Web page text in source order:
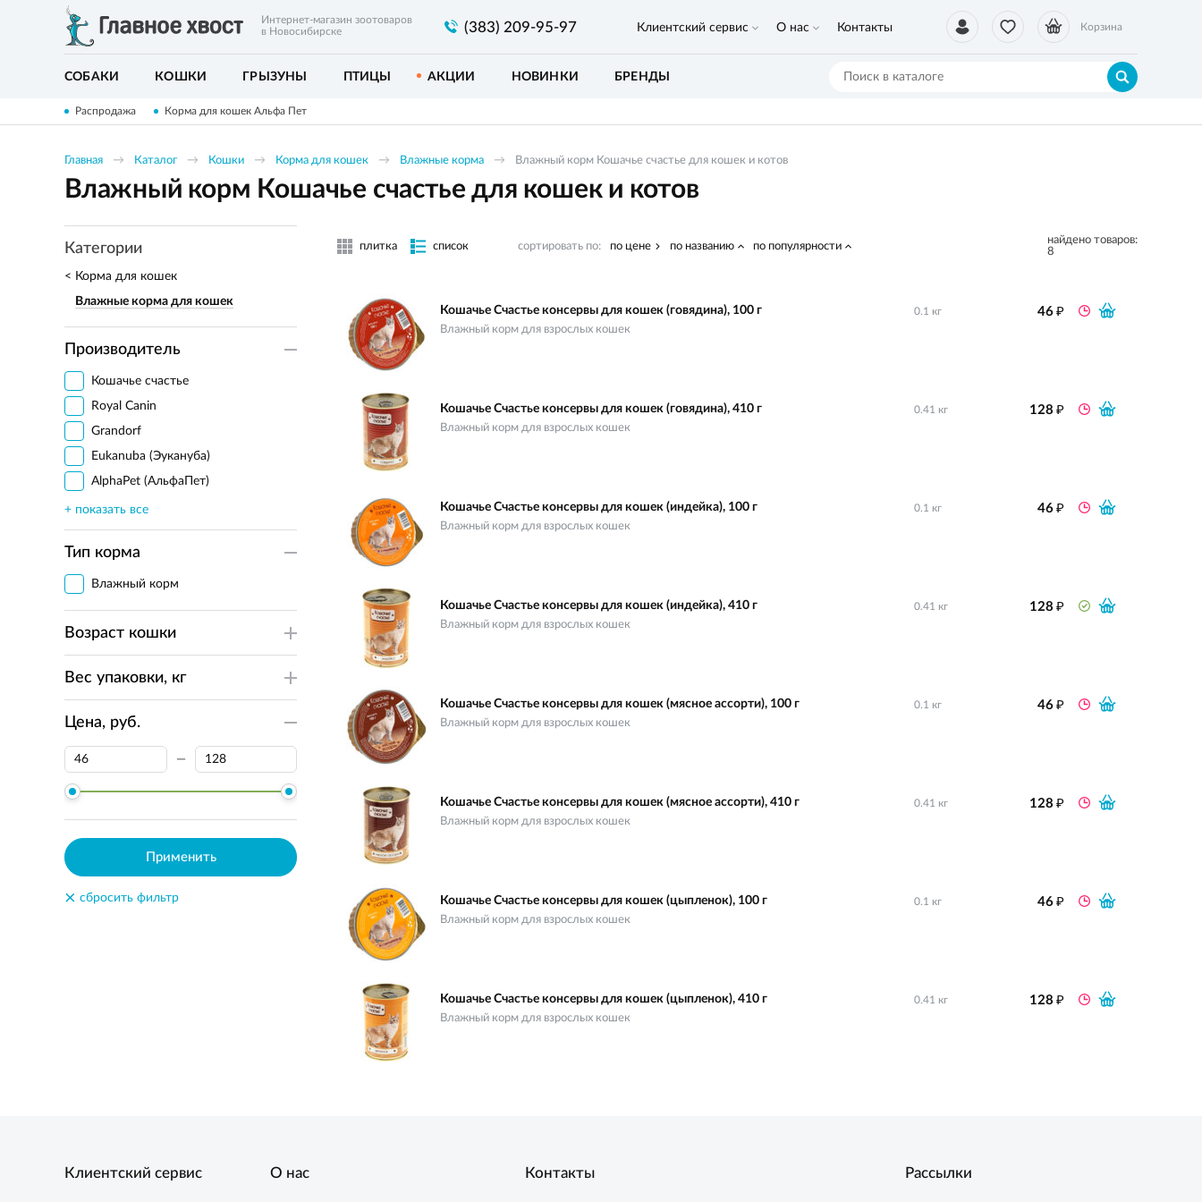
Интернет-магазин зоотоваров
в Новосибирске
(383) 209-95-97 Корзина
Клиентский сервис О нас Контакты
СОБАКИ КОШКИ ГРЫЗУНЫ ПТИЦЫ АКЦИИ НОВИНКИ БРЕНДЫ
Распродажа Корма для кошек Альфа Пет
Главная Каталог Кошки Корма для кошек Влажные корма Влажный корм Кошачье счастье для кошек и котов
Влажный корм Кошачье счастье для кошек и котов
Категории
Корма для кошек
Влажные корма для кошек
Производитель
Кошачье счастье
Royal Canin
Grandorf
Eukanuba (Эукануба)
AlphaPet (АльфаПет)
Best Dinner (Бэст Диннер)
Blitz (Блиц)
Brit
Dr. Clauder's
Felix
Gourmet (Гурмэ)
Petvador (Петвадор)
ProХвост
Ночной охотник
Тип корма
Влажный корм
Возраст кошки
Вес упаковки, кг
Цена, руб.
—
Применить
× сбросить фильтр
плитка список сортировать по: по цене по названию по популярности
найдено товаров:
8
Кошачье Счастье консервы для кошек (говядина), 100 г
Влажный корм для взрослых кошек
0.1 кг 46₽
Кошачье Счастье консервы для кошек (говядина), 410 г
Влажный корм для взрослых кошек
0.41 кг 128₽
Кошачье Счастье консервы для кошек (индейка), 100 г
Влажный корм для взрослых кошек
0.1 кг 46₽
Кошачье Счастье консервы для кошек (индейка), 410 г
Влажный корм для взрослых кошек
0.41 кг 128₽
Кошачье Счастье консервы для кошек (мясное ассорти), 100 г
Влажный корм для взрослых кошек
0.1 кг 46₽
Кошачье Счастье консервы для кошек (мясное ассорти), 410 г
Влажный корм для взрослых кошек
0.41 кг 128₽
Кошачье Счастье консервы для кошек (цыпленок), 100 г
Влажный корм для взрослых кошек
0.1 кг 46₽
Кошачье Счастье консервы для кошек (цыпленок), 410 г
Влажный корм для взрослых кошек
0.41 кг 128₽
Клиентский сервис О нас Контакты Рассылки